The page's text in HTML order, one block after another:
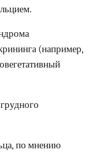
(например,
по мнению